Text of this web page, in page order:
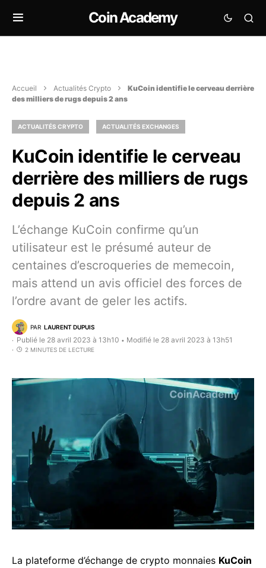
Coin Academy
Accueil Actualités Crypto
KuCoin identifie le cerveau derrière
des milliers de rugs depuis 2 ans
ACTUALITÉS CRYPTO ACTUALITÉS EXCHANGES
KuCoin identifie le cerveau
derrière des milliers de rugs
depuis 2 ans
L’échange KuCoin confirme qu’un
utilisateur est le présumé auteur de
centaines d’escroqueries de memecoin,
mais attend un avis officiel des forces de
l’ordre avant de geler les actifs.
PAR LAURENT DUPUIS
Publié le 28 avril 2023 à 13h10 • Modifié le 28 avril 2023 à 13h51
2 MINUTES DE LECTURE
La plateforme d’échange de crypto monnaies KuCoin